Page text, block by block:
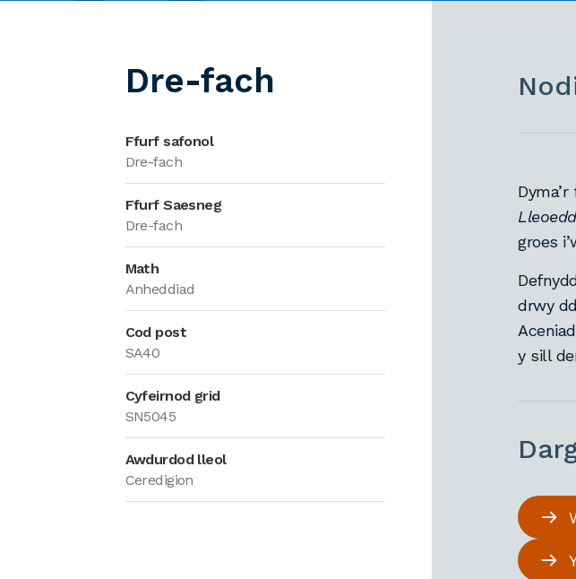
Dre-fach
Ffurf safonol
Dre-fach
Ffurf Saesneg
Dre-fach
Math
Anheddiad
Cod post
SA40
Cyfeirnod grid
SN5045
Awdurdod lleol
Ceredigion
groes
drwy
y sill